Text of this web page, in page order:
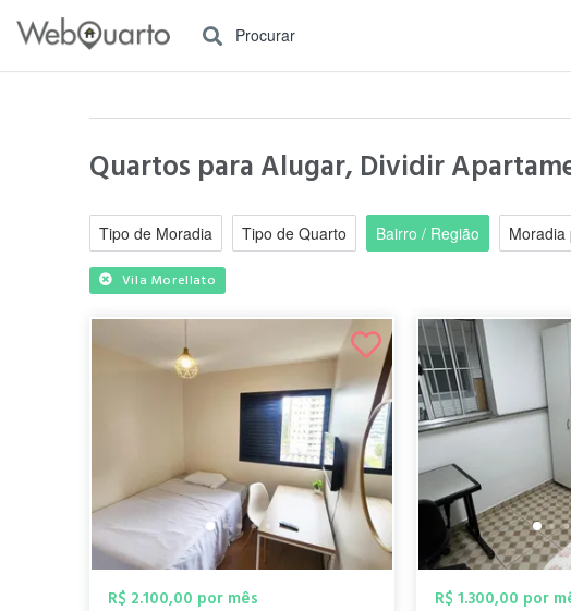
Procurar
Quartos para Alugar, Dividir
Tipo de Moradia Tipo de Quarto Bairro / Região Moradia
Vila Morellato
R$ 2.100,00 por mês R$ 1.300,00 por